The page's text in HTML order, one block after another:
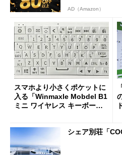
AD（Amazon）
スマホより小さくポケットに
入る「Winmaxle Mobdel B1
ミニ ワイヤレス キーボー
シェア別荘「